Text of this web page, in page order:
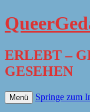
ERLEBT –
GESEHEN
Menü Springe zum